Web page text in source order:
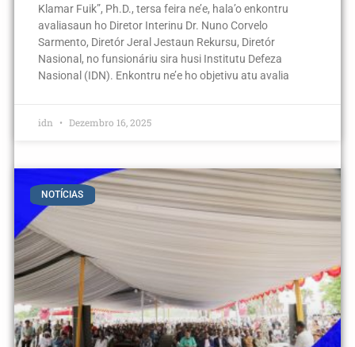
Klamar Fuik”, Ph.D., tersa feira ne’e, hala’o enkontru
avaliasaun ho Diretor Interinu Dr. Nuno Corvelo
Sarmento, Diretór Jeral Jestaun Rekursu, Diretór
Nasional, no funsionáriu sira husi Institutu Defeza
Nasional (IDN). Enkontru ne’e ho objetivu atu avalia
idn Dezembro 16, 2025
NOTÍCIAS